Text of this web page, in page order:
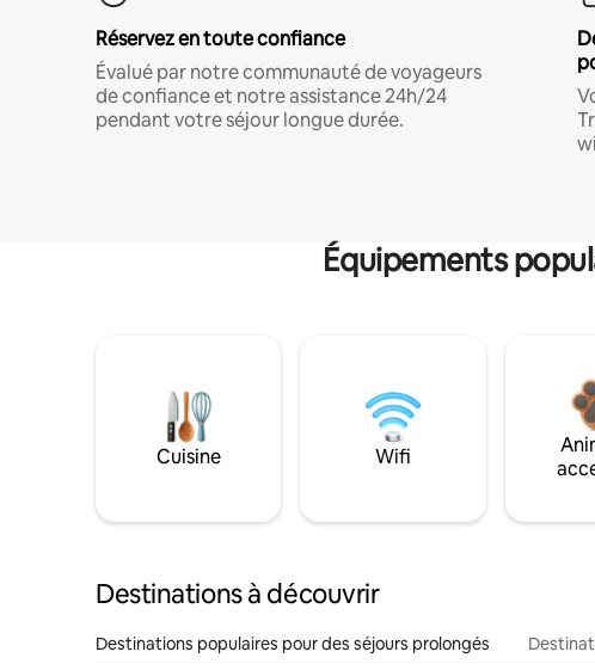
Réservez en toute confiance
Évalué par notre communauté de voyageurs
de confiance et notre assistance 24h/24
pendant votre séjour longue durée.
Équipements
Cuisine Wifi
Destinations à découvrir
Destinations populaires pour des séjours prolongés